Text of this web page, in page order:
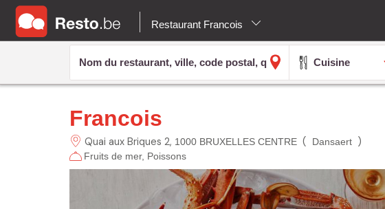
Restaurant Francois
Cuisine
Francois
Quai aux Briques 2 1000 BRUXELLES CENTRE( Dansaert)
Fruits de mer Poissons